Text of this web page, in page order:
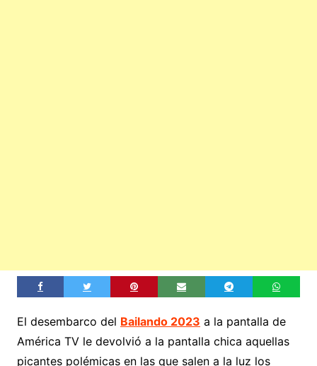
El desembarco del Bailando 2023 a la pantalla de
América TV le devolvió a la pantalla chica aquellas
picantes polémicas en las que salen a la luz los